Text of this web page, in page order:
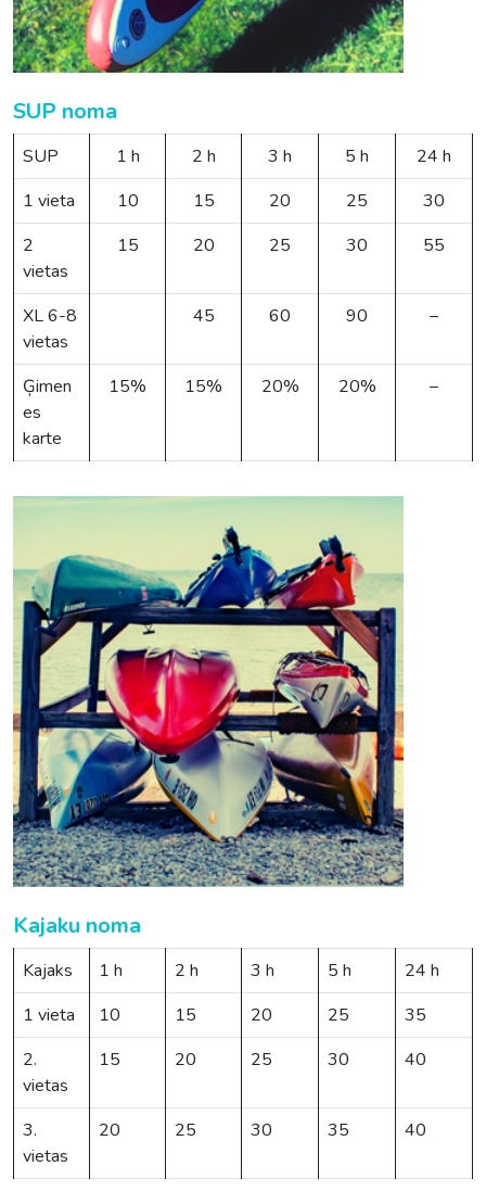
SUP noma
SUP 1 h 2 h 3 h 5 h
24 h
1 vieta
10 15 20 25
30
2
vietas
15 20 25 30 55
XL 6-8
vietas
45 60 90 –
Ģimen
es
karte
15% 15% 20% 20% –
Kajaku noma
Kajaks 1 h 2 h 3 h 5 h
24 h
1 vieta
10 15 20 25
35
2.
vietas
15 20 25 30 40
3.
vietas
20 25 30 35 40